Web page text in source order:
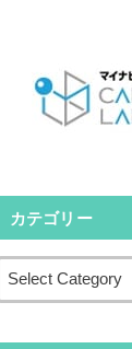
カテゴリー